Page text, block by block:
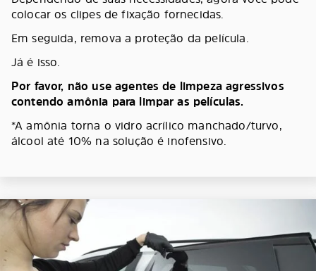
colocar os clipes de fixação fornecidas.
Em seguida, remova a proteção da película.
Já é isso.
Por favor, não use agentes de limpeza agressivos
contendo amônia para limpar as películas.
*A amônia torna o vidro acrílico manchado/turvo,
álcool até 10% na solução é inofensivo.